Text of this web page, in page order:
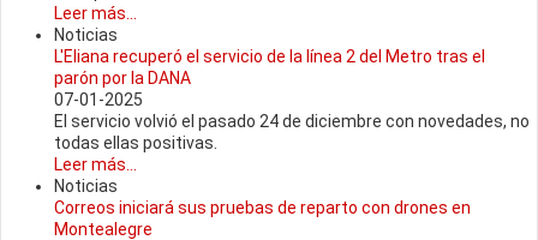
Leer más...
Noticias
L'Eliana recuperó el servicio de la línea 2 del Metro tras el
parón por la DANA
07-01-2025
El servicio volvió el pasado 24 de diciembre con novedades, no
todas ellas positivas.
Leer más...
Noticias
Correos iniciará sus pruebas de reparto con drones en
Montealegre